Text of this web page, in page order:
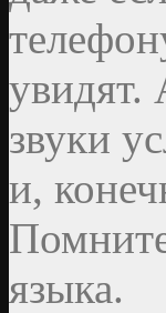
увидят.
звуки
и,
языка.